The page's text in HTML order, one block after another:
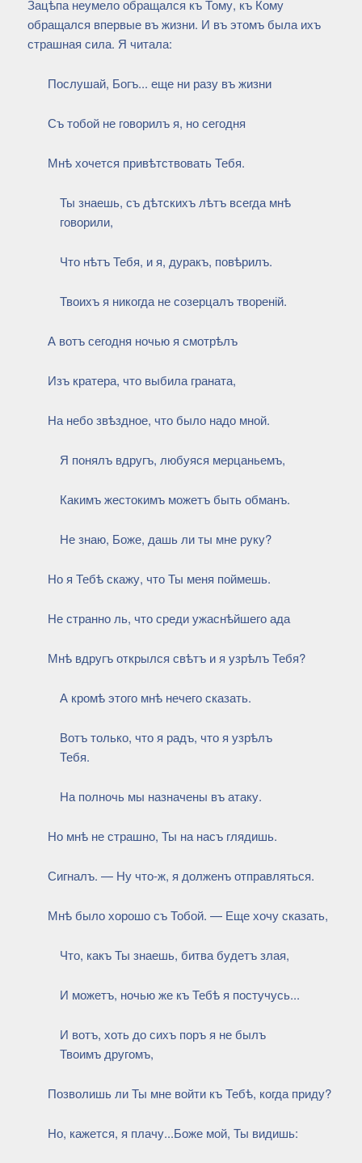
Зацѣпа неумело обращался къ Тому, къ Кому
обращался впервые въ жизни. И въ этомъ была ихъ
страшная сила. Я читала:
Послушай, Богъ... еще ни разу въ жизни
Съ тобой не говорилъ я, но сегодня
Мнѣ хочется привѣтствовать Тебя.
Ты знаешь, съ дѣтскихъ лѣтъ всегда мнѣ
говорили,
Что нѣтъ Тебя, и я, дуракъ, повѣрилъ.
Твоихъ я никогда не созерцалъ твореній.
А вотъ сегодня ночью я смотрѣлъ
Изъ кратера, что выбила граната,
На небо звѣздное, что было надо мной.
Я понялъ вдругъ, любуяся мерцаньемъ,
Какимъ жестокимъ можетъ быть обманъ.
Не знаю, Боже, дашь ли ты мне руку?
Но я Тебѣ скажу, что Ты меня поймешь.
Не странно ль, что среди ужаснѣйшего ада
Мнѣ вдругъ открылся свѣтъ и я узрѣлъ Тебя?
А кромѣ этого мнѣ нечего сказать.
Вотъ только, что я радъ, что я узрѣлъ
Тебя.
На полночь мы назначены въ атаку.
Но мнѣ не страшно, Ты на насъ глядишь.
Сигналъ. — Ну что-ж, я долженъ отправляться.
Мнѣ было хорошо съ Тобой. — Еще хочу сказать,
Что, какъ Ты знаешь, битва будетъ злая,
И можетъ, ночью же къ Тебѣ я постучусь...
И вотъ, хоть до сихъ поръ я не былъ
Твоимъ другомъ,
Позволишь ли Ты мне войти къ Тебѣ, когда приду?
Но, кажется, я плачу...Боже мой, Ты видишь: